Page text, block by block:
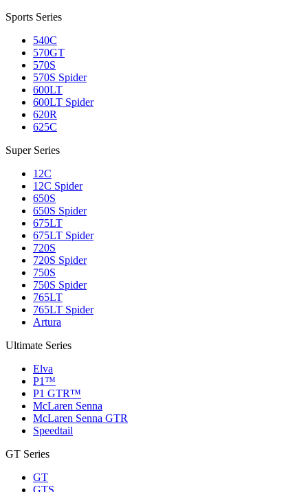
Sports Series
540C
570GT
570S
570S Spider
600LT
600LT Spider
620R
625C
Super Series
12C
12C Spider
650S
650S Spider
675LT
675LT Spider
720S
720S Spider
750S
750S Spider
765LT
765LT Spider
Artura
Ultimate Series
Elva
P1™
P1 GTR™
McLaren Senna
McLaren Senna GTR
Speedtail
GT Series
GT
GTS